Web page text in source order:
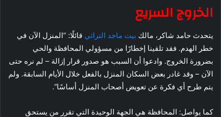
الخروج السريع
يتحدث حامد شاكر، مالك بيت ماجد التراثي قائلًا: “المنزل الآن في
خطر الهدم. فقد تلقينا إخطارًا من مسؤولي المحافظة والحي
بضرورة الخروج. وادعوا أن السبب هو صدور قرار إزالة – لم نره حتى
الآن – وقد غادر بعض السكان المنزل بالفعل خلال الأيام السابقة. ولم
يتم طرح أي فكرة عن تعويض أصحاب المنزل أساسًا”.
كما يواصل: المحافظة هي الجهة الوحيدة التي تقرر من يستحق